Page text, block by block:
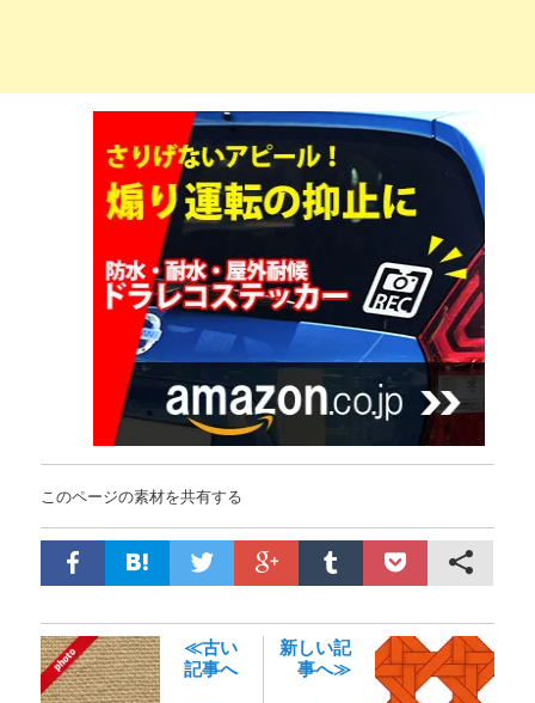
このページの素材を共有する
≪古い
記事へ
新しい記
事へ≫